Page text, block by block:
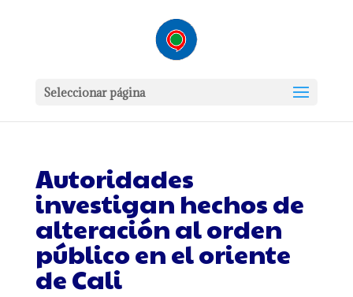
Seleccionar página
Autoridades
investigan hechos de
alteración al orden
público en el oriente
de Cali